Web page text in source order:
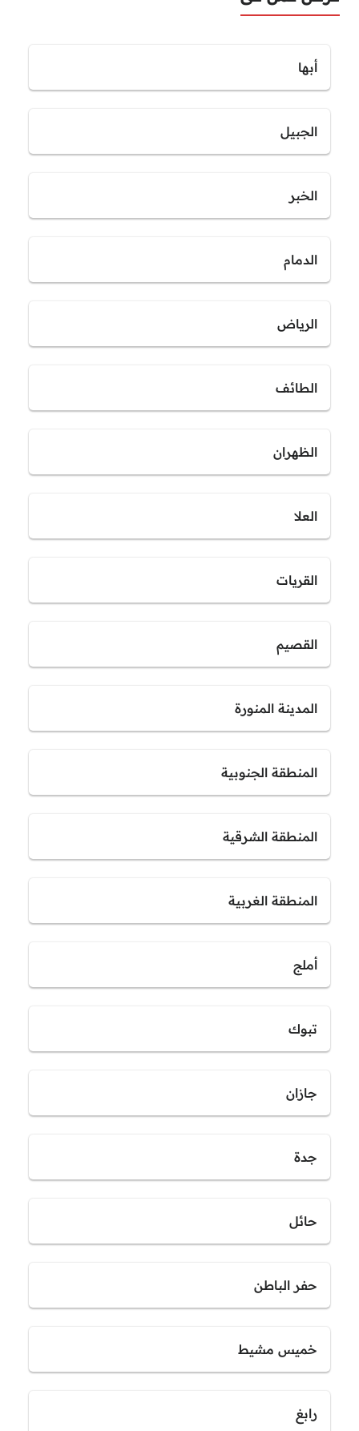
أبها
الجبيل
الخبر
الدمام
الرياض
الطائف
الظهران
العلا
القريات
القصيم
المدينة المنورة
المنطقة الجنوبية
المنطقة الشرقية
المنطقة الغربية
أملج
تبوك
جازان
جدة
حائل
حفر الباطن
خميس مشيط
رابغ